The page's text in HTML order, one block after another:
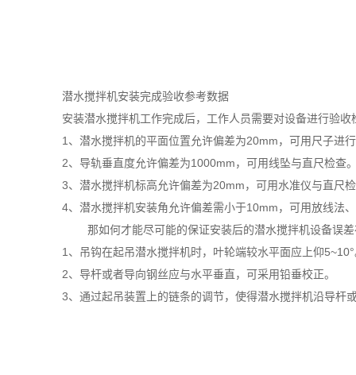
潜水搅拌机安装完成验收参考数据
安装潜水搅拌机工作完成后，工作人员需要对设备进行验
1、潜水搅拌机的平面位置允许偏差为20mm，可用尺子进
2、导轨垂直度允许偏差为1000mm，可用线坠与直尺检查
3、潜水搅拌机标高允许偏差为20mm，可用水准仪与直尺
4、潜水搅拌机安装角允许偏差需小于10mm，可用放线法
那如何才能尽可能的保证安装后的潜水搅拌机设备误差
1、吊钩在起吊潜水搅拌机时，叶轮端较水平面应上仰
2、导杆或者导向钢丝应与水平垂直，可采用铅垂校正。
3、通过起吊装置上的链条的调节，使得潜水搅拌机沿导杆